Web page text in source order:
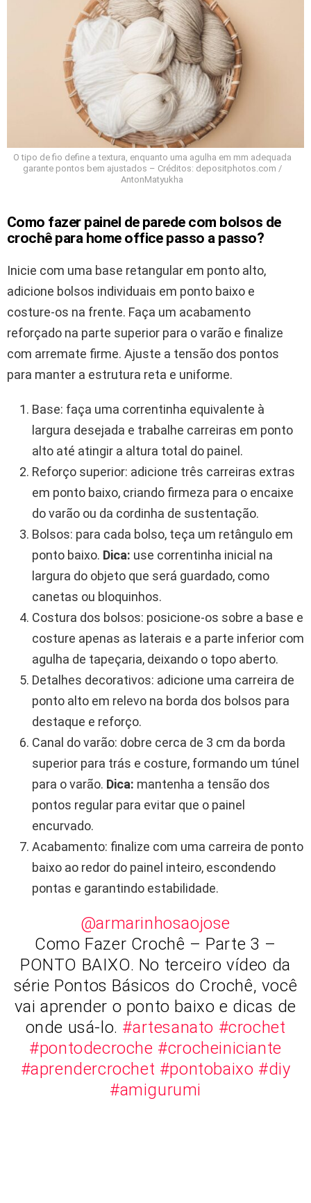
O tipo de fio define a textura, enquanto uma agulha em mm adequada
garante pontos bem ajustados – Créditos: depositphotos.com /
AntonMatyukha
Como fazer painel de parede com bolsos de
crochê para home office passo a passo?
Inicie com uma base retangular em ponto alto,
adicione bolsos individuais em ponto baixo e
costure-os na frente. Faça um acabamento
reforçado na parte superior para o varão e finalize
com arremate firme. Ajuste a tensão dos pontos
para manter a estrutura reta e uniforme.
Base: faça uma correntinha equivalente à
largura desejada e trabalhe carreiras em ponto
alto até atingir a altura total do painel.
Reforço superior: adicione três carreiras extras
em ponto baixo, criando firmeza para o encaixe
do varão ou da cordinha de sustentação.
Bolsos: para cada bolso, teça um retângulo em
ponto baixo. Dica: use correntinha inicial na
largura do objeto que será guardado, como
canetas ou bloquinhos.
Costura dos bolsos: posicione-os sobre a base e
costure apenas as laterais e a parte inferior com
agulha de tapeçaria, deixando o topo aberto.
Detalhes decorativos: adicione uma carreira de
ponto alto em relevo na borda dos bolsos para
destaque e reforço.
Canal do varão: dobre cerca de 3 cm da borda
superior para trás e costure, formando um túnel
para o varão. Dica: mantenha a tensão dos
pontos regular para evitar que o painel
encurvado.
Acabamento: finalize com uma carreira de ponto
baixo ao redor do painel inteiro, escondendo
pontas e garantindo estabilidade.
@armarinhosaojose
Como Fazer Crochê – Parte 3 –
PONTO BAIXO. No terceiro vídeo da
série Pontos Básicos do Crochê, você
vai aprender o ponto baixo e dicas de
onde usá-lo. #artesanato #crochet
#pontodecroche #crocheiniciante
#aprendercrochet #pontobaixo #diy
#amigurumi